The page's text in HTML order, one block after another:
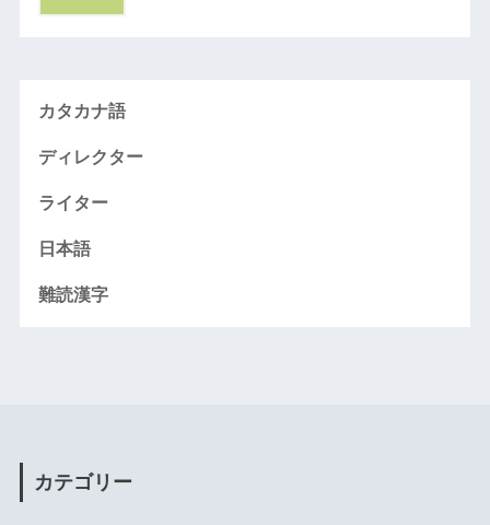
カタカナ語
ディレクター
ライター
日本語
難読漢字
カテゴリー